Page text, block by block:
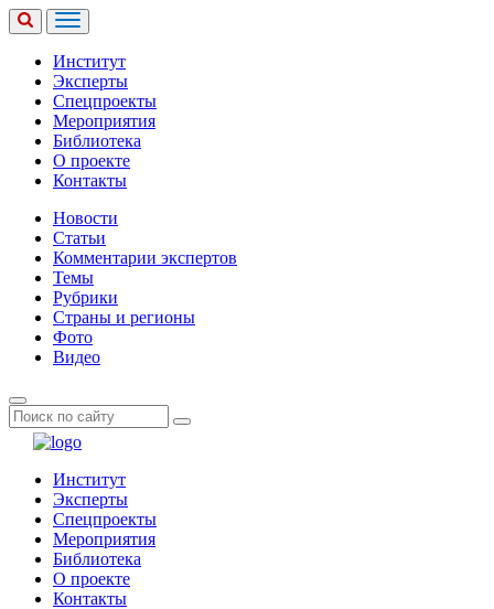
Институт
Эксперты
Спецпроекты
Мероприятия
Библиотека
О проекте
Контакты
Новости
Статьи
Комментарии экспертов
Темы
Рубрики
Страны и регионы
Фото
Видео
Институт
Эксперты
Спецпроекты
Мероприятия
Библиотека
О проекте
Контакты